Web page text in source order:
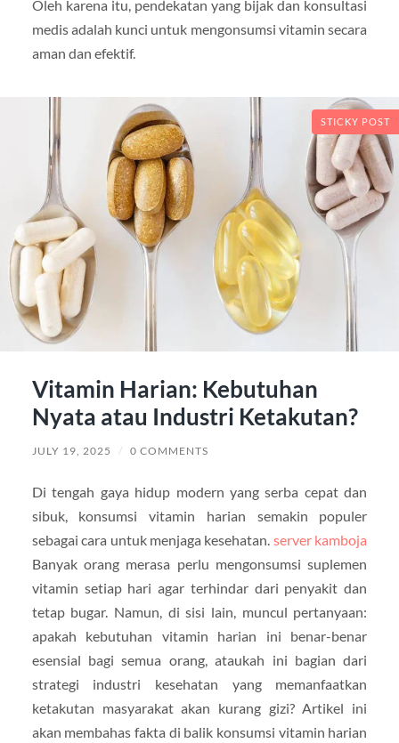
Oleh karena itu, pendekatan yang bijak dan konsultasi
medis adalah kunci untuk mengonsumsi vitamin secara
aman dan efektif.
STICKY POST
Vitamin Harian: Kebutuhan
Nyata atau Industri Ketakutan?
JULY 19, 2025 / 0 COMMENTS
Di tengah gaya hidup modern yang serba cepat dan
sibuk, konsumsi vitamin harian semakin populer
sebagai cara untuk menjaga kesehatan. server kamboja
Banyak orang merasa perlu mengonsumsi suplemen
vitamin setiap hari agar terhindar dari penyakit dan
tetap bugar. Namun, di sisi lain, muncul pertanyaan:
apakah kebutuhan vitamin harian ini benar-benar
esensial bagi semua orang, ataukah ini bagian dari
strategi industri kesehatan yang memanfaatkan
ketakutan masyarakat akan kurang gizi? Artikel ini
akan membahas fakta di balik konsumsi vitamin harian